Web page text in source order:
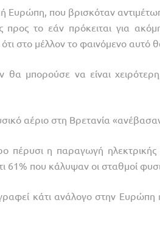
Ευρώπη, που βρισκόταν
προς το εάν πρόκειται για
στο μέλλον το φαινόμενο αυτό
θα μπορούσε να είναι
αέριο στη Βρετανία
η παραγωγή ηλεκτρικής
61% που κάλυψαν οι σταθμοί
κάτι ανάλογο στην Ευρώπη